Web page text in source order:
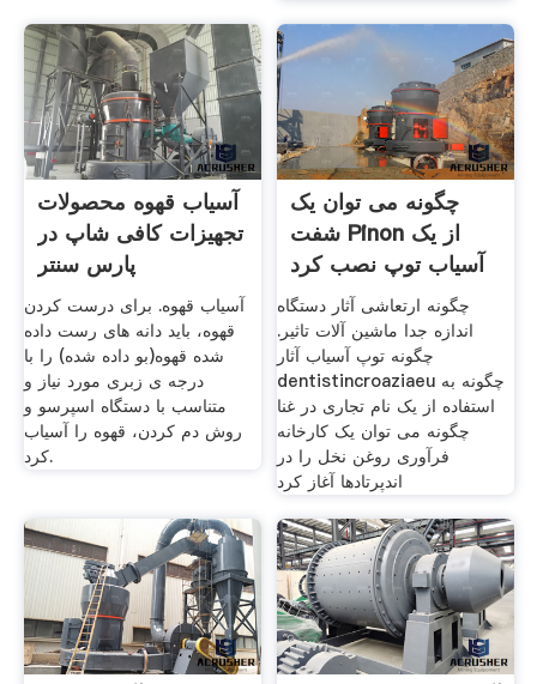
آسیاب قهوه محصولات
تجهیزات کافی شاپ در
پارس سنتر
آسیاب قهوه. برای درست کردن
قهوه، باید دانه های رست داده
شده قهوه(بو داده شده) را با
درجه ی زبری مورد نیاز و
متناسب با دستگاه اسپرسو و
روش دم کردن، قهوه را آسیاب
کرد.
چگونه می توان یک
شفت Pinon از یک
آسیاب توپ نصب کرد
چگونه ارتعاشی آثار دستگاه
اندازه جدا ماشین آلات تاثیر.
چگونه توپ آسیاب آثار
dentistincroaziaeu چگونه به
استفاده از یک نام تجاری در غنا
چگونه می توان یک کارخانه
فرآوری روغن نخل را در
اندپرتادها آغاز کرد